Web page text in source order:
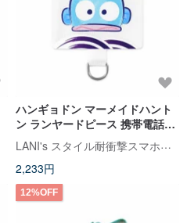
ハンギョドン マーメイドハント
ン ランヤードピース 携帯電話用
ランヤードピース
LANI's スタイル耐衝撃スマホケース
2,233円
12%OFF